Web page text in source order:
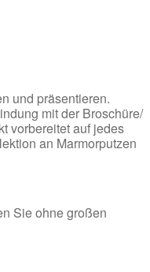
und präsentieren.
mit der Broschüre/
vorbereitet auf jedes
an Marmorputzen
Sie ohne großen